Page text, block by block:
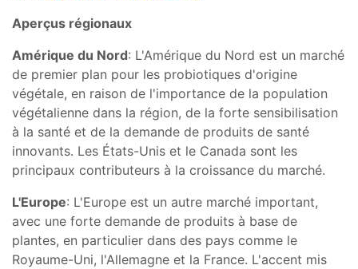
Aperçus régionaux
Amérique du Nord: L'Amérique du Nord est un marché
de premier plan pour les probiotiques d'origine
végétale, en raison de l'importance de la population
végétalienne dans la région, de la forte sensibilisation
à la santé et de la demande de produits de santé
innovants. Les États-Unis et le Canada sont les
principaux contributeurs à la croissance du marché.
L'Europe: L'Europe est un autre marché important,
avec une forte demande de produits à base de
plantes, en particulier dans des pays comme le
Royaume-Uni, l'Allemagne et la France. L'accent mis